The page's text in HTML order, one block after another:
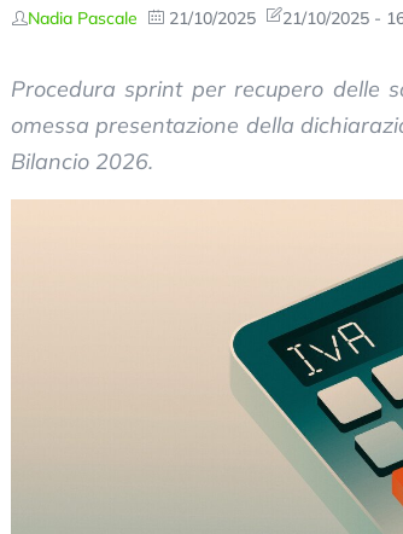
Nadia Pascale 21/10/2025 21/10/2025 -
Procedura sprint per recupero delle
omessa presentazione della
Bilancio 2026.